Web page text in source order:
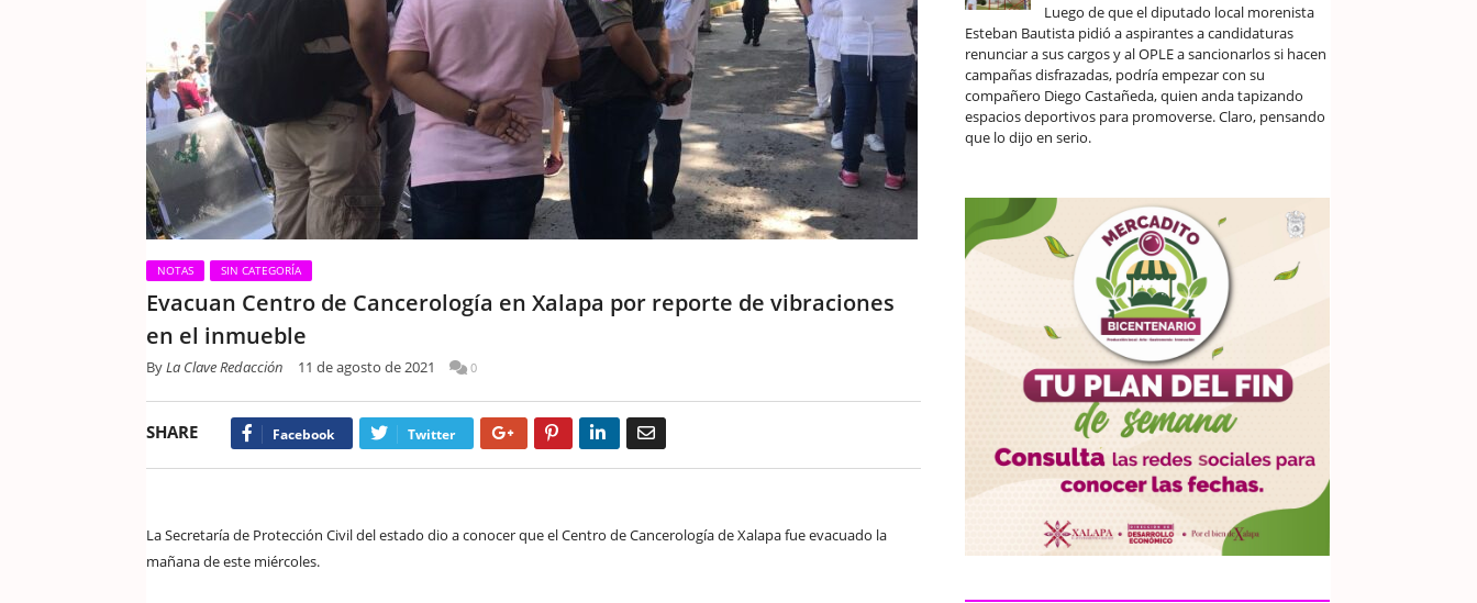
NOTAS SIN CATEGORÍA
Evacuan Centro de Cancerología en Xalapa por reporte de vibraciones
en el inmueble
ByLa Clave Redacción 11 de agosto de 2021 0
SHARE Facebook Twitter Google+ Pinterest LinkedIn
La Secretaría de Protección Civil del estado dio a conocer que el Centro de Cancerología de Xalapa fue evacuado la
mañana de este miércoles.
Luego de que el diputado local morenista
Esteban Bautista pidió a aspirantes a candidaturas
renunciar a sus cargos y al OPLE a sancionarlos si hacen
campañas disfrazadas, podría empezar con su
compañero Diego Castañeda, quien anda tapizando
espacios deportivos para promoverse. Claro, pensando
que lo dijo en serio.